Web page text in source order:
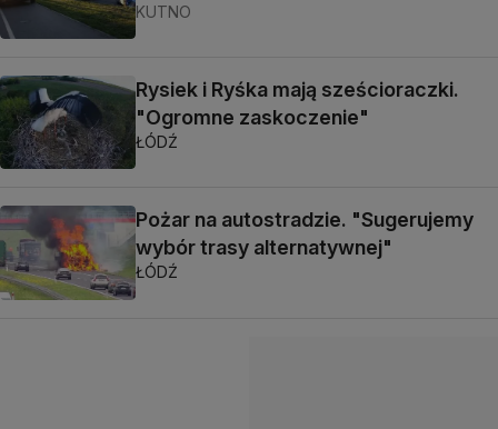
KUTNO
Rysiek i Ryśka mają sześcioraczki.
"Ogromne zaskoczenie"
ŁÓDŹ
Pożar na autostradzie. "Sugerujemy
wybór trasy alternatywnej"
ŁÓDŹ